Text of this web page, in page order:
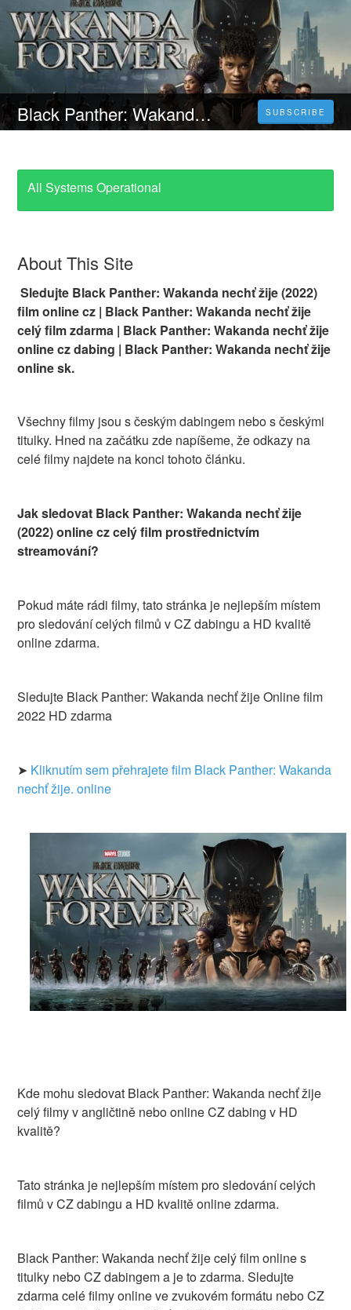
Black Panther: Wakanda nechť žije - Celý Film Online 2022 Česky CZ DABING HD SUBSCRIBE
All Systems Operational
About This Site
Sledujte Black Panther: Wakanda nechť žije (2022)
film online cz | Black Panther: Wakanda nechť žije
celý film zdarma | Black Panther: Wakanda nechť žije
online cz dabing | Black Panther: Wakanda nechť žije
online sk.
Všechny filmy jsou s českým dabingem nebo s českými
titulky. Hned na začátku zde napíšeme, že odkazy na
celé filmy najdete na konci tohoto článku.
Jak sledovat Black Panther: Wakanda nechť žije
(2022) online cz celý film prostřednictvím
streamování?
Pokud máte rádi filmy, tato stránka je nejlepším místem
pro sledování celých filmů v CZ dabingu a HD kvalitě
online zdarma.
Sledujte Black Panther: Wakanda nechť žije Online film
2022 HD zdarma
➤ Kliknutím sem přehrajete film Black Panther: Wakanda
nechť žije. online
Kde mohu sledovat Black Panther: Wakanda nechť žije
celý filmy v angličtině nebo online CZ dabing v HD
kvalitě?
Tato stránka je nejlepším místem pro sledování celých
filmů v CZ dabingu a HD kvalitě online zdarma.
Black Panther: Wakanda nechť žije celý film online s
titulky nebo CZ dabingem a je to zdarma. Sledujte
zdarma celé filmy online ve zvukovém formátu nebo CZ